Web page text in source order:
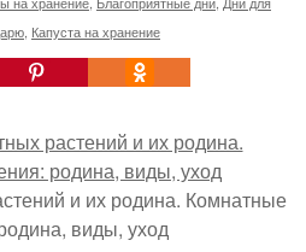
Капуста на хранение
и их родина. Комнатные
виды, уход